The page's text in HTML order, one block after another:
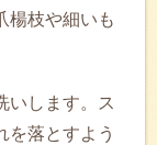
楊枝や細いも
いします。ス
を落とすよう